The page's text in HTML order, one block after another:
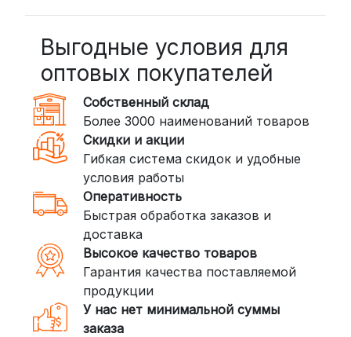
пунктов выдачи или курьером.
Сроки — от 2 дней, стоимость — от
350 рублей
DPD: Международная служба
доставки, которая работает и
внутри России. Сроки — от 2 дней,
стоимость — от 400 рублей
3. Доставка крупногабаритных грузов
(ПЭК, КИТ, Байкал Сервис)
Если ваш заказ включает большие или
тяжелые товары, мы рекомендуем
воспользоваться услугами компаний,
специализирующихся на доставке
грузов:
Выгодные условия для
оптовых покупателей
Собственный склад
Более 3000 наименований товаров
Скидки и акции
Гибкая система скидок и удобные
условия работы
Оперативность
Быстрая обработка заказов и
доставка
Высокое качество товаров
Гарантия качества поставляемой
продукции
У нас нет минимальной суммы
заказа